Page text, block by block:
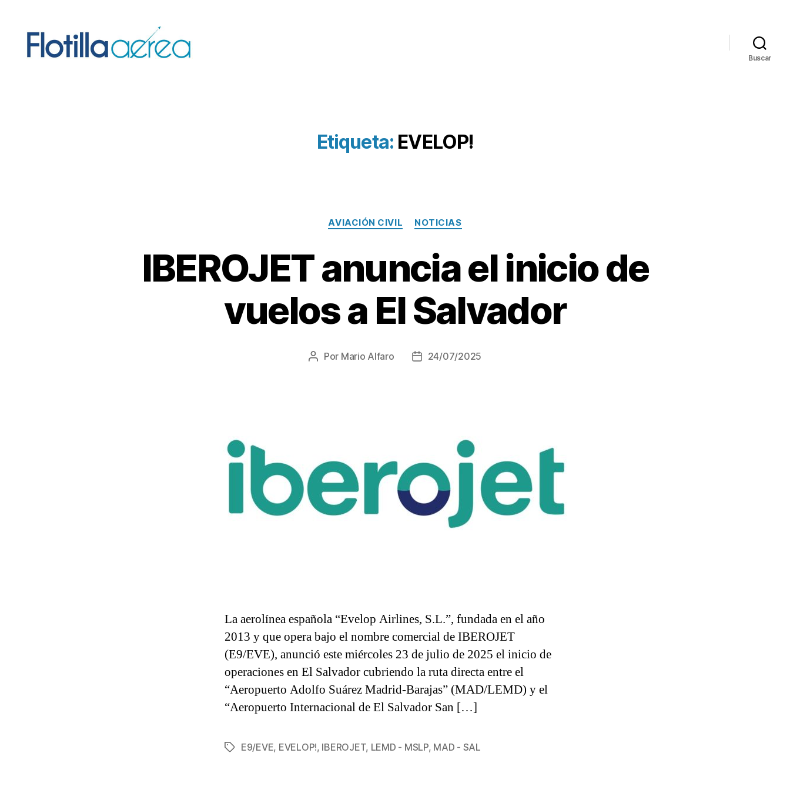
Buscar
Etiqueta: EVELOP!
Categorías
AVIACIÓN CIVIL NOTICIAS
IBEROJET anuncia el inicio de
vuelos a El Salvador
Autor
Por Mario Alfaro
Fecha24/07/2025
La aerolínea española “Evelop Airlines, S.L.”, fundada en el año
2013 y que opera bajo el nombre comercial de IBEROJET
(E9/EVE), anunció este miércoles 23 de julio de 2025 el inicio de
operaciones en El Salvador cubriendo la ruta directa entre el
“Aeropuerto Adolfo Suárez Madrid-Barajas” (MAD/LEMD) y el
“Aeropuerto Internacional de El Salvador San […]
Etiquetas
E9/EVE, EVELOP!, IBEROJET, LEMD - MSLP, MAD - SAL